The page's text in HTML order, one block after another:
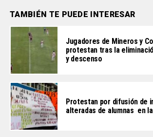
TAMBIÉN TE PUEDE INTERESAR
Jugadores de Mineros y
protestan tras la
y descenso
Protestan por difusión de
alteradas de alumnas en la